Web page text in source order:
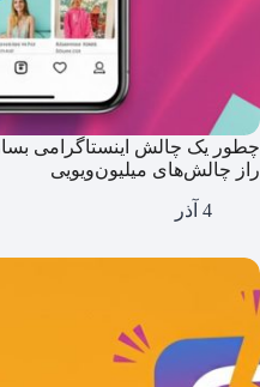
چطور یک چالش اینستاگرامی
راز چالش‌های میلیون‌ویویی
4 آذر